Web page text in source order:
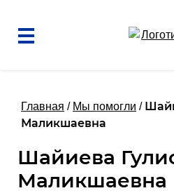
Главная / Мы помогли /
Маликшаевна
Шайиева
Маликшаевна